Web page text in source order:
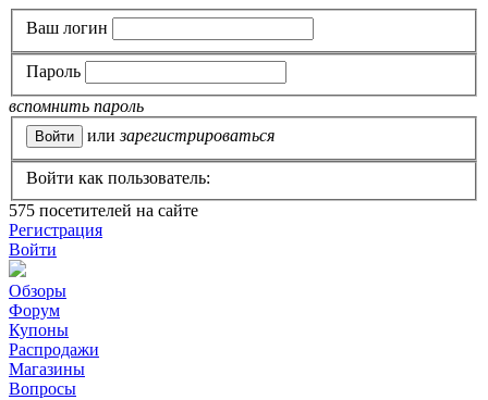
Ваш логин
Пароль
вспомнить пароль
или зарегистрироваться
Войти как пользователь:
575 посетителей на сайте
Регистрация
Войти
Обзоры
Форум
Купоны
Распродажи
Магазины
Вопросы